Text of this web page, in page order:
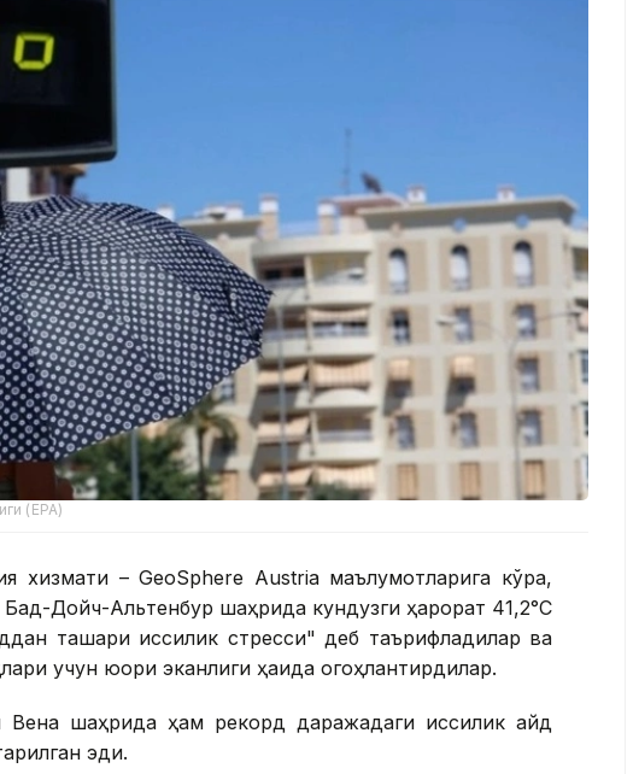
(EPA)
хизмати – GeoSphere Austria маълумотларига кўра,
Дойч-Альтенбур шаҳрида кундузги ҳарорат 41,2°С
ташқари иссиқлик стресси" деб таърифладилар ва
учун юқори эканлиги ҳақида огоҳлантирдилар.
шаҳрида ҳам рекорд даражадаги иссиқлик қайд
эди.